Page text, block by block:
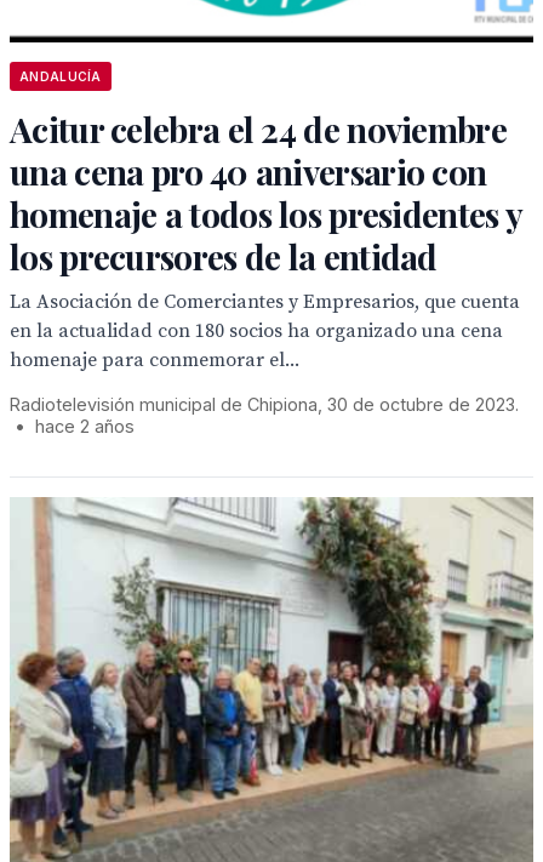
ANDALUCÍA
Acitur celebra el 24 de noviembre
una cena pro 40 aniversario con
homenaje a todos los presidentes y
los precursores de la entidad
La Asociación de Comerciantes y Empresarios, que cuenta
en la actualidad con 180 socios ha organizado una cena
homenaje para conmemorar el...
Radiotelevisión municipal de Chipiona, 30 de octubre de 2023.
• hace 2 años